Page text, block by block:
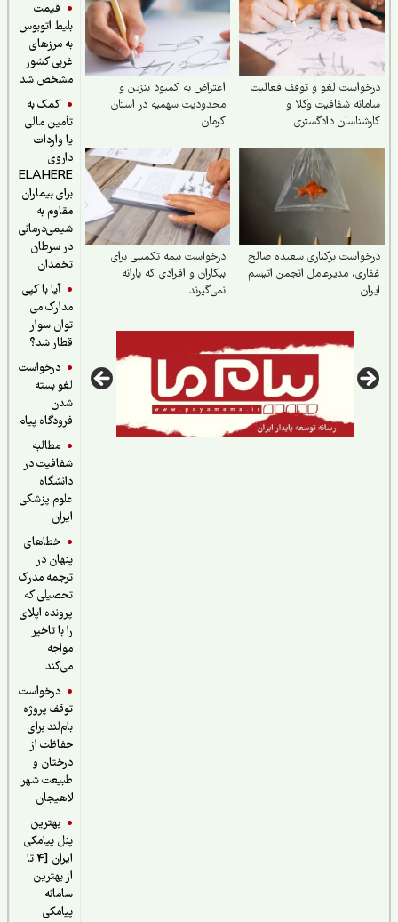
قیمت
بلیط اتوبوس
به مرزهای
غربی کشور
مشخص شد
کمک به
تأمین مالی
یا واردات
داروی
ELAHERE
برای بیماران
مقاوم به
شیمی‌درمانی
در سرطان
تخمدان
آیا با کپی
مدارک می
توان سوار
قطار شد؟
درخواست
لغو بسته
فرودگاه پیام
مطالبه
شفافیت در
دانشگاه
علوم پزشکی
خطاهای
پنهان در
ترجمه مدرک
تحصیلی که
پرونده اپلای
را با تاخیر
درخواست
توقف پروژه
بام‌لند برای
حفاظت از
درختان و
طبیعت شهر
لاهیجان
بهترین
پنل پیامکی
ایران [4 تا
از بهترین
سامانه
پیامکی
لغو و توقف فعالیت
شفافیت وکلا و
دادگستری
اعتراض به کمبود بنزین و
محدودیت سهمیه در استان
برکناری سعیده صالح
مدیرعامل انجمن اتیسم
درخواست بیمه تکمیلی برای
بیکاران و افرادی که یارانه
نمی‌گیرند